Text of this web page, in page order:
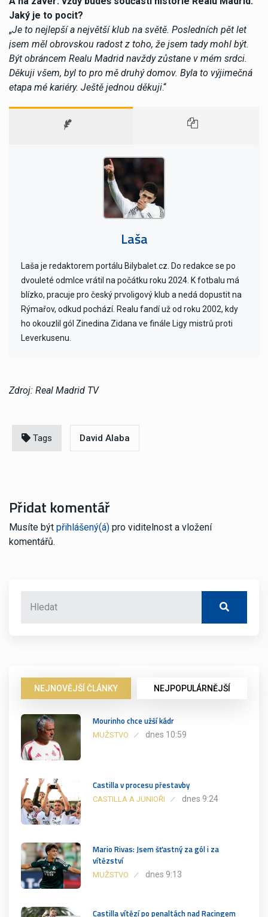
Jaký je to pocit?
„Je to nejlepší a největší klub na světě. Posledních pět let
jsem měl obrovskou radost z toho, že jsem tady mohl být.
Být obráncem Realu Madrid navždy zůstane v mém srdci.
Děkuji všem, byl to pro mě druhý domov. Byla to výjimečná
etapa mé kariéry. Ještě jednou děkuji.“
Laša
Laša je redaktorem portálu Bilybalet.cz. Do redakce se po
dvouleté odmlce vrátil na počátku roku 2024. K fotbalu má
blízko, pracuje pro český prvoligový klub a nedá dopustit na
Rýmařov, odkud pochází. Realu fandí už od roku 2002, kdy
ho okouzlil gól Zinedina Zidana ve finále Ligy mistrů proti
Leverkusenu.
Zdroj: Real Madrid TV
Tags David Alaba
Přidat komentář
Musíte být přihlášený(á) pro viditelnost a vložení
komentářů.
NEJNOVĚJŠÍ ČLÁNKY NEJPOPULÁRNĚJŠÍ
Mourinho chce užší kádr
MUŽSTVO dnes 10:59
Castilla v procesu přestavby
CASTILLA A JUNIOŘI dnes 9:24
Mario Rivas: Jsem šťastný za gól i za
vítězství
MUŽSTVO dnes 9:13
Castilla vítězí po penaltách nad Racingem